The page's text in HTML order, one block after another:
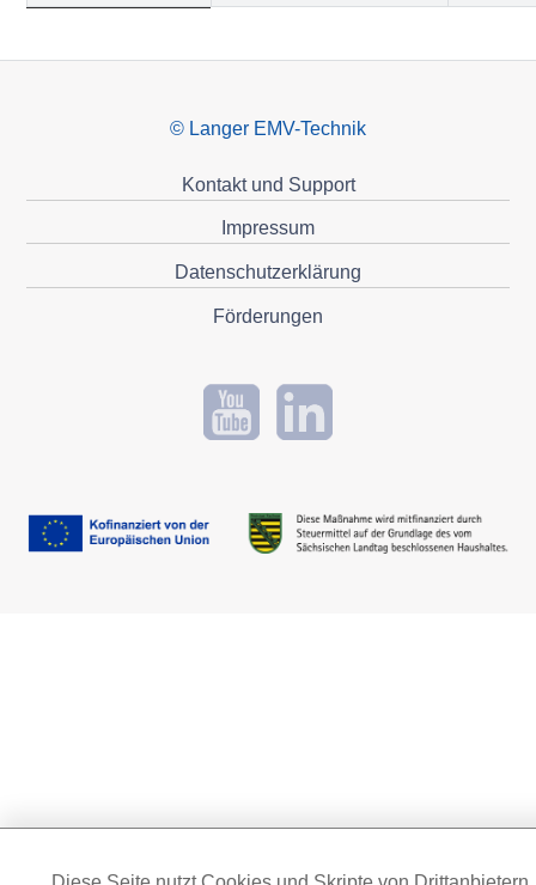
© Langer EMV-Technik
Kontakt und Support
Impressum
Datenschutzerklärung
Förderungen